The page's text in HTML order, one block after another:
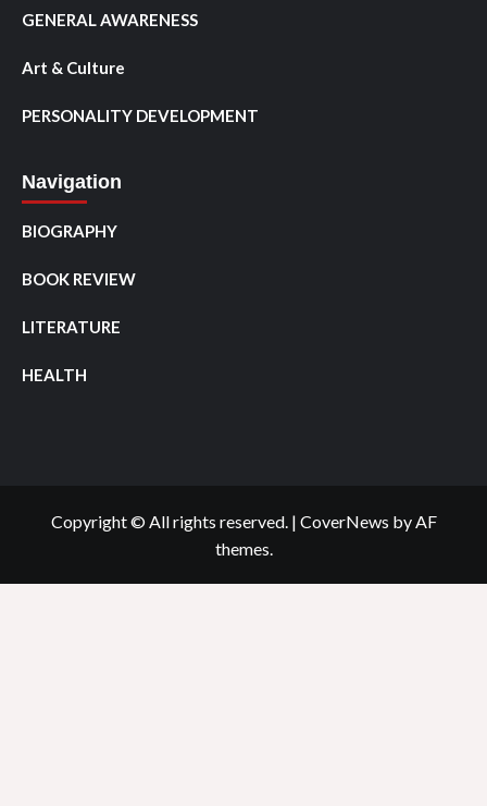
GENERAL AWARENESS
Art & Culture
PERSONALITY DEVELOPMENT
Navigation
BIOGRAPHY
BOOK REVIEW
LITERATURE
HEALTH
Copyright © All rights reserved. | CoverNews by AF
themes.